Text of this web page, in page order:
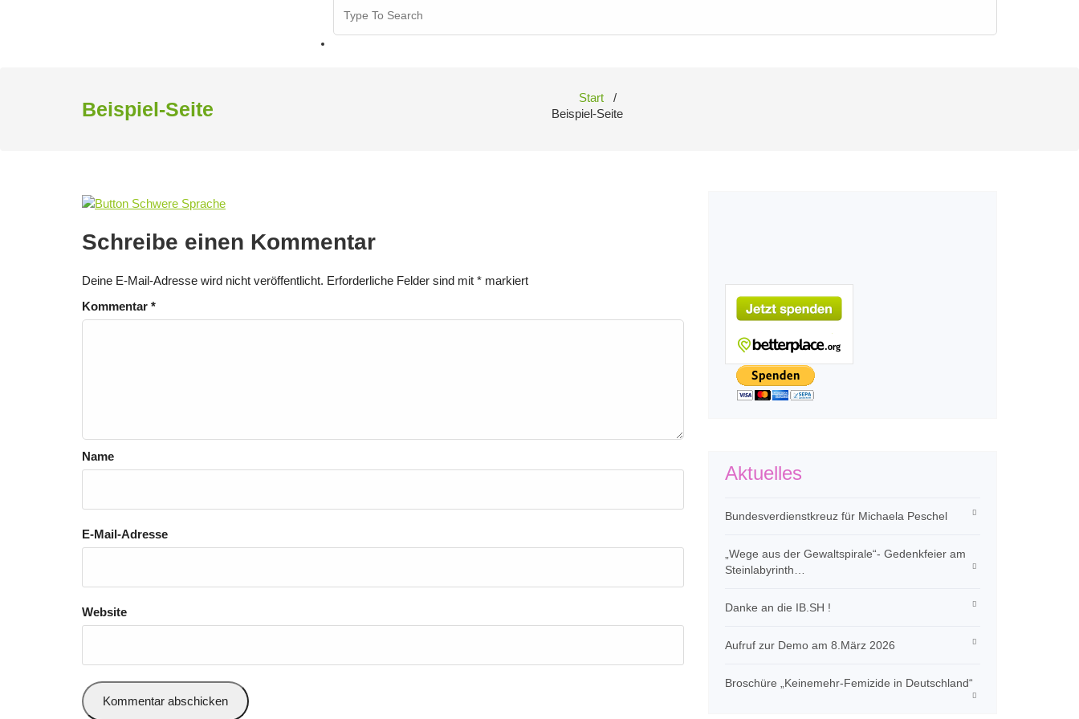
for:
Beispiel-Seite
Start /
Beispiel-Seite
Schreibe einen Kommentar
Deine E-Mail-Adresse wird nicht veröffentlicht. Erforderliche Felder sind mit * markiert
Kommentar *
Name
E-Mail-Adresse
Website
Aktuelles
Bundesverdienstkreuz für Michaela Peschel
„Wege aus der Gewaltspirale“- Gedenkfeier am
Steinlabyrinth…
Danke an die IB.SH !
Aufruf zur Demo am 8.März 2026
Broschüre „Keinemehr-Femizide in Deutschland“